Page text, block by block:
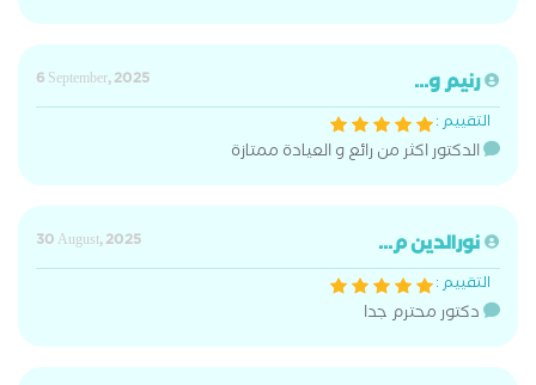
رنيم و...
6 September, 2025
التقييم :
الدكتور اكثر من رائع و العيادة ممتازة
نورالدين م...
30 August, 2025
التقييم :
دكتور محترم جدا